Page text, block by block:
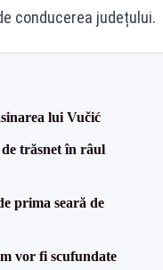
conducerea județului.
lui Vučić
trăsnet în râul
prima seară de
vor fi scufundate